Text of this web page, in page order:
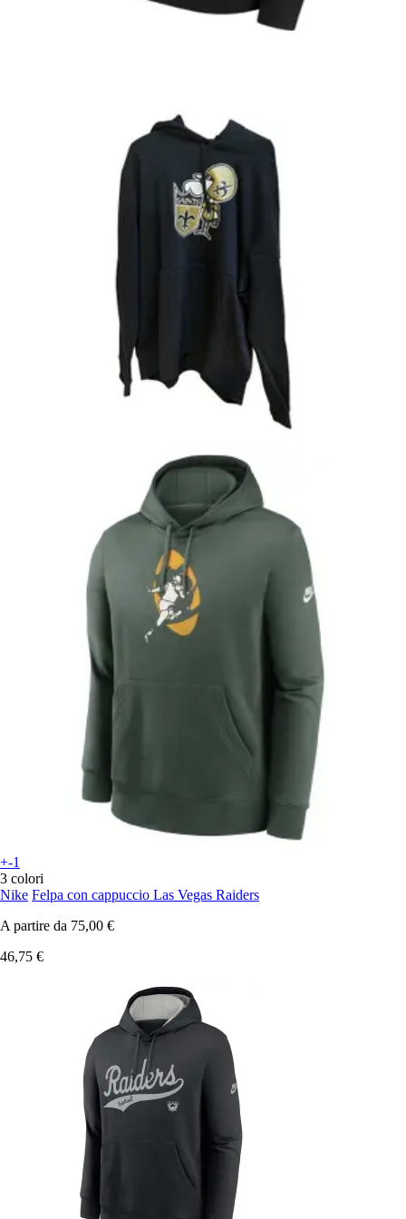
+-1
3 colori
Nike Felpa con cappuccio Las Vegas Raiders
A partire da 75,00 €
46,75 €